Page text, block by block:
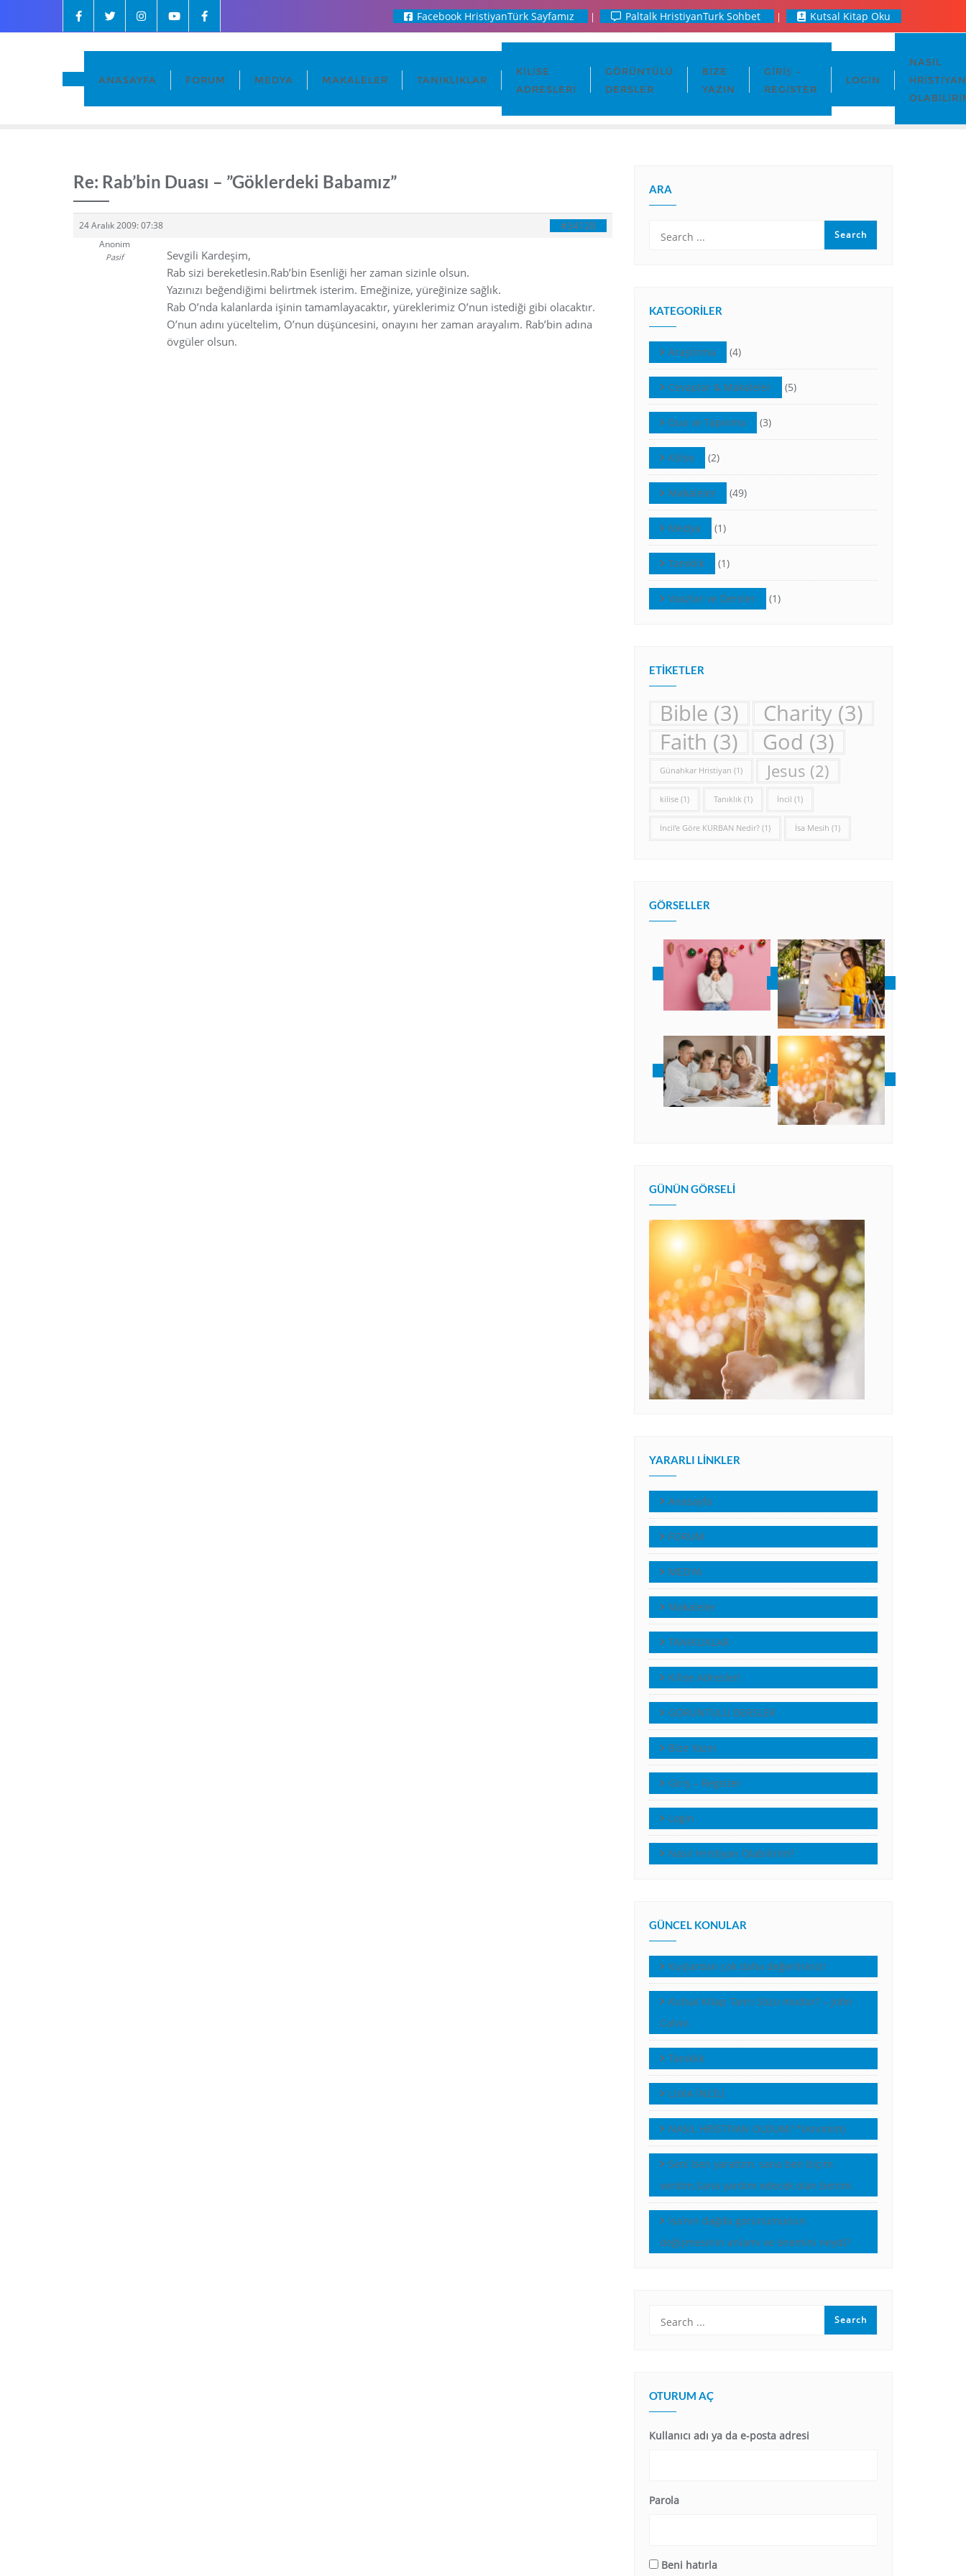
Facebook HristiyanTürk Sayfamız Paltalk HristiyanTurk Sohbet Kutsal Kitap Oku
ANASAYFA FORUM MEDYA MAKALELER TANIKLIKLAR
KILISE
ADRESLERI
GÖRÜNTÜLÜ
DERSLER
BIZE
YAZIN
GIRIŞ –
REGISTER
LOGIN
NASIL
HRISTIYAN
Re: Rab’bin Duası – ”Göklerdeki Babamız”
24 Aralık 2009: 07:38 #34128
Anonim
Pasif
Sevgili Kardeşim,
Rab sizi bereketlesin.Rab’bin Esenliği her zaman sizinle olsun.
Yazınızı beğendiğimi belirtmek isterim. Emeğinize, yüreğinize sağlık.
Rab O’nda kalanlarda işinin tamamlayacaktır, yüreklerimiz O’nun istediği gibi olacaktır.
O’nun adını yüceltelim, O’nun düşüncesini, onayını her zaman arayalım. Rab’bin adına
övgüler olsun.
ARA
KATEGORILER
Araştırma (4)
Cevaplar & Makaleler (5)
Dua ve Tapınma (3)
Kilise (2)
Makaleler (49)
Medya (1)
Tanıklık (1)
Vaazlar ve Dersler (1)
ETIKETLER
Bible (3) Charity (3)
Faith (3) God (3)
Günahkar Hristiyan (1) Jesus (2)
kilise (1) Tanıklık (1) İncil (1)
İncil’e Göre KURBAN Nedir? (1) İsa Mesih (1)
GÖRSELLER
GÜNÜN GÖRSELI
YARARLI LINKLER
Anasayfa
FORUM
MEDYA
Makaleler
TANIKLIKLAR
Kilise Adresleri
GÖRÜNTÜLÜ DERSLER
Bize Yazın
Giriş – Register
Login
Nasıl Hristiyan Olabilirim?
GÜNCEL KONULAR
Kuşlardan çok daha değerlisiniz!
Kutsal Kitap Tanrı Sözü müdür? – John
Calvin
Tanıklık
LUKA İNCİLİ
NASIL HRİSTİYAN OLDUM? *(Anonim)
Seni ben yarattım, sana ben biçim
verdim.Sana yardım edecek olan benim.
İsa’nın dağda görünümünün
değişmesinin anlamı ve önemini neydi?
OTURUM AÇ
Kullanıcı adı ya da e-posta adresi
Parola
Beni hatırla